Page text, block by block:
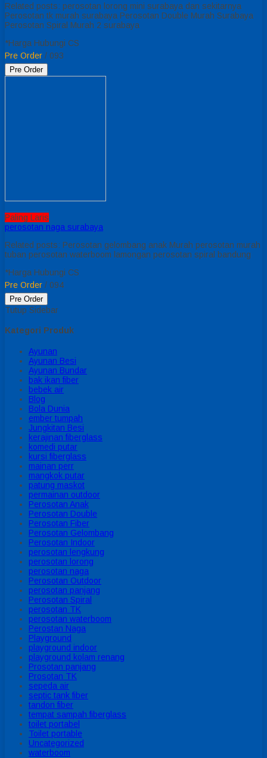
Related posts: perosotan lorong mini surabaya dan sekitarnya
Perosotan tk murah surabaya Perosotan Double Murah Surabaya
Perosotan Spiral Murah 2 surabaya
*Harga Hubungi CS
Pre Order / 093
Pre Order
Paling Laris
perosotan naga surabaya
Related posts: Perosotan gelombang anak Murah perosotan murah
tuban perosotan waterboom lamongan perosotan spiral bandung
*Harga Hubungi CS
Pre Order / 094
Pre Order
Tutup Sidebar
Kategori Produk
Ayunan
Ayunan Besi
Ayunan Bundar
bak ikan fiber
bebek air
Blog
Bola Dunia
ember tumpah
Jungkitan Besi
kerajinan fiberglass
komedi putar
kursi fiberglass
mainan perr
mangkok putar
patung maskot
permainan outdoor
Perosotan Anak
Perosotan Double
Perosotan Fiber
Perosotan Gelombang
Perosotan Indoor
perosotan lengkung
perosotan lorong
perosotan naga
Perosotan Outdoor
perosotan panjang
Perosotan Spiral
perosotan TK
perosotan waterboom
Perostan Naga
Playground
playground indoor
playground kolam renang
Prosotan panjang
Prosotan TK
sepeda air
septic tank fiber
tandon fiber
tempat sampah fiberglass
toilet portabel
Toilet portable
Uncategorized
waterboom